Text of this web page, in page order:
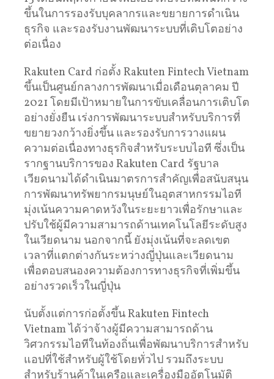
ขึ้นในการรองรับบุคลากรและขยายการดำเนิน
ธุรกิจ และรองรับงานพัฒนาระบบที่เติบโตอย่าง
ต่อเนื่อง
Rakuten Card ก่อตั้ง Rakuten Fintech Vietnam
ขึ้นเป็นศูนย์กลางการพัฒนาเมื่อเดือนตุลาคม ปี
2021 โดยมีเป้าหมายในการขับเคลื่อนการเติบโต
อย่างยั่งยืน เร่งการพัฒนาระบบสำหรับบริการที่
ขยายวงกว้างยิ่งขึ้น และรองรับการวางแผน
ความต่อเนื่องทางธุรกิจสำหรับระบบไอที ซึ่งเป็น
รากฐานบริการของ Rakuten Card รัฐบาล
เวียดนามได้ดำเนินมาตรการสำคัญเพื่อสนับสนุน
การพัฒนาทรัพยากรมนุษย์ในอุตสาหกรรมไอที
มุ่งเน้นความคาดหวังในระยะยาวเพื่อรักษาและ
ปรับใช้ผู้มีความสามารถด้านเทคโนโลยีระดับสูง
ในเวียดนาม นอกจากนี้ ยังมุ่งเน้นที่จะลดเขต
เวลาที่แตกต่างกันระหว่างญี่ปุ่นและเวียดนาม
เพื่อตอบสนองความต้องการทางธุรกิจที่เพิ่มขึ้น
อย่างรวดเร็วในญี่ปุ่น
นับตั้งแต่การก่อตั้งขึ้น Rakuten Fintech
Vietnam ได้ว่าจ้างผู้มีความสามารถด้าน
วิศวกรรมไอทีในท้องถิ่นเพื่อพัฒนาบริการสำหรับ
แอปที่ใช้สำหรับผู้ใช้โดยทั่วไป รวมถึงระบบ
สำหรับร้านค้าในเครือและเครื่องมืออัตโนมัติ